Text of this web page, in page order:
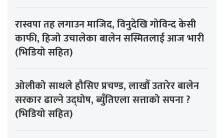
रास्वपा तह लगाउन माजिद, विनुदेखि गोविन्द केसी
काफी, हिजो उचालेका बालेन सस्मितलाई आज भारी
(भिडियो सहित)
ओलीको साथले हौसिए प्रचण्ड, लाखौँ उतारेर बालेन
सरकार ढाल्ने उद्घोष, ब्युँतिएला सत्ताको सपना ?
(भिडियो सहित)